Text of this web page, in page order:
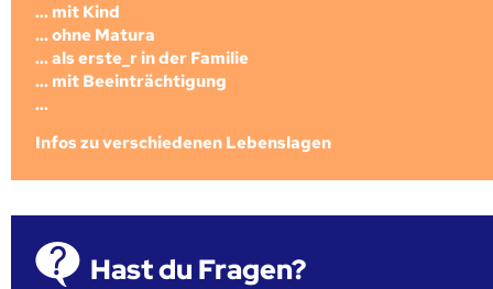
... mit Kind
... ohne Matura
... als erste_r in der Familie
... mit Beeinträchtigung
...
Infos zu verschiedenen Lebenslagen
Hast du Fragen?